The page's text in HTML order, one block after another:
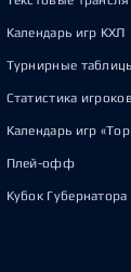
Календарь игр КХЛ
Турнирные
Статистика
Календарь игр
Плей-офф
Кубок Губернатора